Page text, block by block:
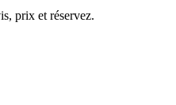
prix et réservez.